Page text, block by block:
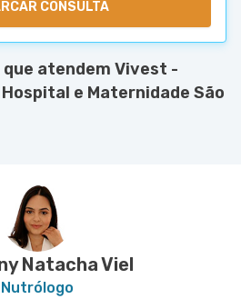
CONSULTA
atendem Vivest -
Hospital e Maternidade São
Natacha Viel
Nutrólogo